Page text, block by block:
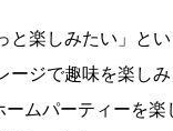
と楽しみたい」と
ージで趣味を楽し
ムパーティーを楽